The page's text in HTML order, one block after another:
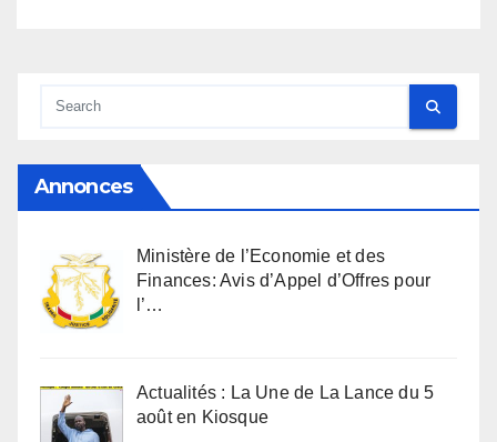
Annonces
Ministère de l’Economie et des
Finances: Avis d’Appel d’Offres pour
l’…
Actualités : La Une de La Lance du 5
août en Kiosque